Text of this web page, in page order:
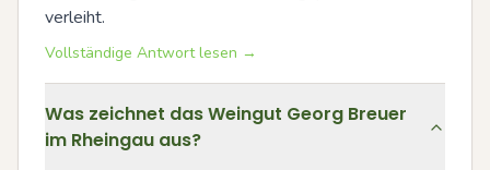
verleiht.
Vollständige Antwort lesen →
Was zeichnet das Weingut Georg Breuer
im Rheingau aus?